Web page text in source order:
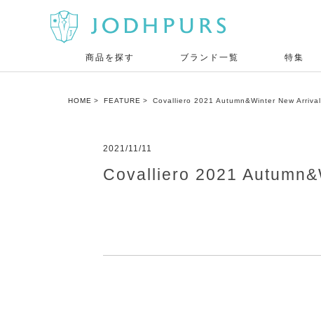
商品を探す ブランド一覧 特集
HOME FEATURE Covalliero 2021 Autumn&Winter New Arrival
2021/11/11
Covalliero 2021